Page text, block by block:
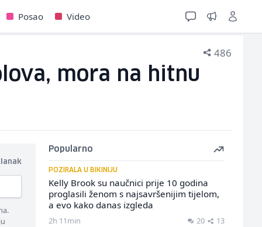
Posao Video
486
mora na hitnu
Popularno
POZIRALA U BIKINIJU
Kelly Brook su naučnici prije 10 godina
proglasili ženom s najsavršenijim tijelom,
a evo kako danas izgleda
2h 11min 20 13